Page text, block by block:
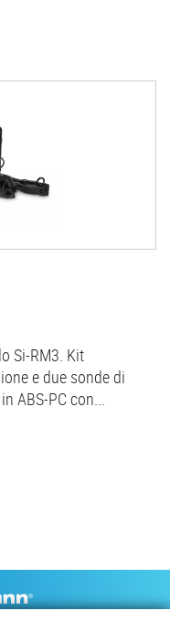
Si-RM3. Kit
e due sonde di
ABS-PC con...